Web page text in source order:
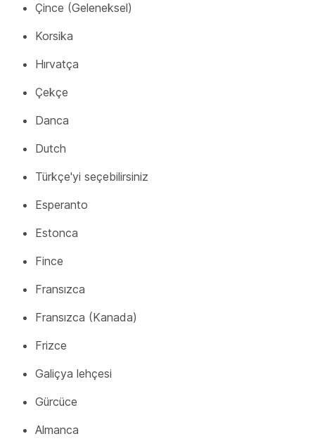
Çince (Geleneksel)
Korsika
Hırvatça
Çekçe
Danca
Dutch
Türkçe'yi seçebilirsiniz
Esperanto
Estonca
Fince
Fransızca
Fransızca (Kanada)
Frizce
Galiçya lehçesi
Gürcüce
Almanca